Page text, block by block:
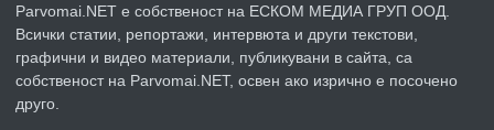
преди 1 година
ПРЕДЛАГА Уроци по Математика
Parvomai.NET е собственост на ЕСКОМ МЕДИА ГРУП ООД.
Всички статии, репортажи, интервюта и други текстови,
графични и видео материали, публикувани в сайта, са
собственост на Parvomai.NET, освен ако изрично е посочено
друго.